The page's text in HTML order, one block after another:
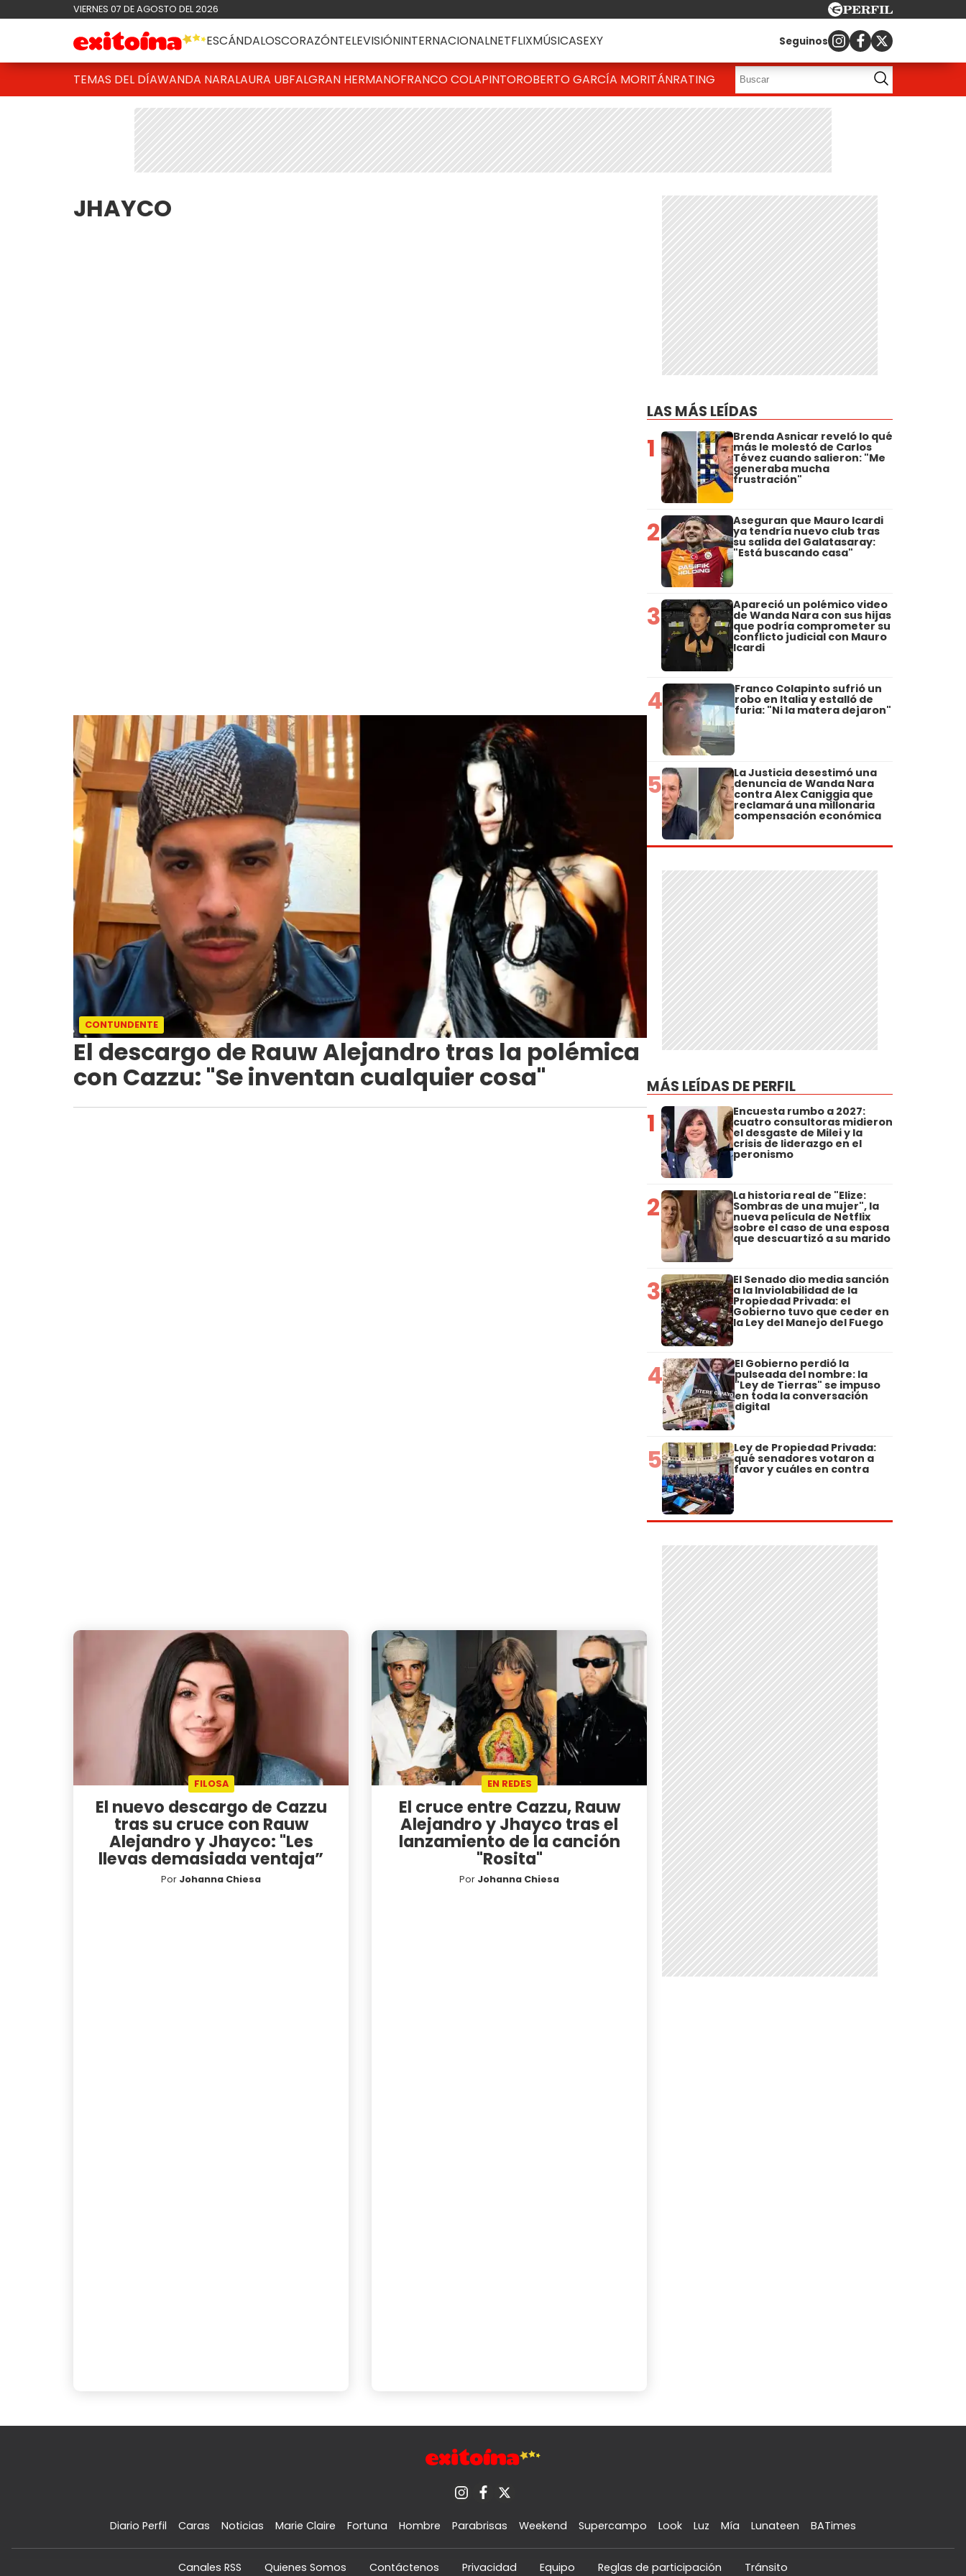
VIERNES 07 DE AGOSTO DEL 2026
ESCÁNDALOSCORAZÓNTELEVISIÓNINTERNACIONALNETFLIXMÚSICASEXY Seguinos
TEMAS DEL DÍAWANDA NARALAURA UBFALGRAN HERMANOFRANCO COLAPINTOROBERTO GARCÍA MORITÁNRATING
JHAYCO
CONTUNDENTE
El descargo de Rauw Alejandro tras la polémica
con Cazzu: "Se inventan cualquier cosa"
FILOSA
El nuevo descargo de Cazzu
tras su cruce con Rauw
Alejandro y Jhayco: "Les
llevas demasiada ventaja”
Por Johanna Chiesa
EN REDES
El cruce entre Cazzu, Rauw
Alejandro y Jhayco tras el
lanzamiento de la canción
"Rosita"
Por Johanna Chiesa
LAS MÁS LEÍDAS
1 Brenda Asnicar reveló lo qué
más le molestó de Carlos
Tévez cuando salieron: "Me
generaba mucha
frustración"
2 Aseguran que Mauro Icardi
ya tendría nuevo club tras
su salida del Galatasaray:
"Está buscando casa"
3 Apareció un polémico video
de Wanda Nara con sus hijas
que podría comprometer su
conflicto judicial con Mauro
Icardi
4 Franco Colapinto sufrió un
robo en Italia y estalló de
furia: "Ni la matera dejaron"
5 La Justicia desestimó una
denuncia de Wanda Nara
contra Alex Caniggia que
reclamará una millonaria
compensación económica
MÁS LEÍDAS DE PERFIL
1 Encuesta rumbo a 2027:
cuatro consultoras midieron
el desgaste de Milei y la
crisis de liderazgo en el
peronismo
2 La historia real de "Elize:
Sombras de una mujer", la
nueva película de Netflix
sobre el caso de una esposa
que descuartizó a su marido
3 El Senado dio media sanción
a la Inviolabilidad de la
Propiedad Privada: el
Gobierno tuvo que ceder en
la Ley del Manejo del Fuego
4 El Gobierno perdió la
pulseada del nombre: la
"Ley de Tierras" se impuso
en toda la conversación
digital
5 Ley de Propiedad Privada:
qué senadores votaron a
favor y cuáles en contra
Diario Perfil Caras Noticias Marie Claire Fortuna Hombre Parabrisas Weekend Supercampo Look Luz Mía Lunateen BATimes
Canales RSS Quienes Somos Contáctenos Privacidad Equipo Reglas de participación Tránsito